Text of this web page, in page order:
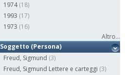
1974 (18)
1993 (17)
1973 (16)
Altro...
Soggetto (Persona)
Freud, Sigmund (3)
Freud, Sigmund Lettere e carteggi (3)